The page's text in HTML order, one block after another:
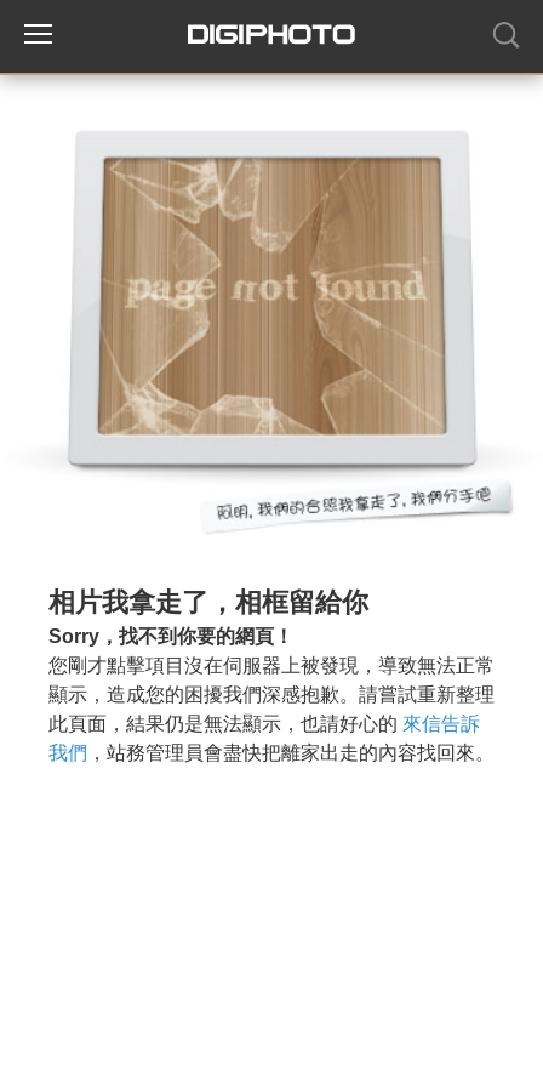
相片我拿走了，相框留給你
Sorry，找不到你要的網頁！
您剛才點擊項目沒在伺服器上被發現，導致無法正常
顯示，造成您的困擾我們深感抱歉。請嘗試重新整理
此頁面，結果仍是無法顯示，也請好心的 來信告訴
我們 ，站務管理員會盡快把離家出走的內容找回來。